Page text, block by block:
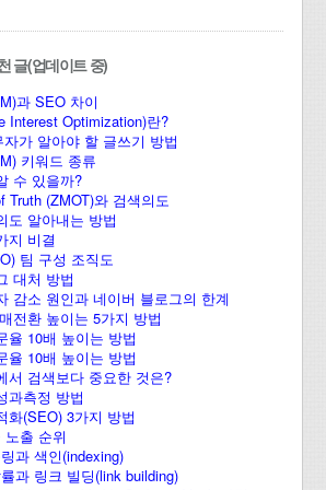
글(업데이트 중)
과 SEO 차이
Interest Optimization)란?
가 알아야 할 글쓰기 방법
키워드 종류
수 있을까?
Truth (ZMOT)와 검색의도
도 알아내는 방법
지 비결
팀 구성 조직도
대처 방법
감소 원인과 네이버 블로그의 한계
전환 높이는 5가지 방법
율 10배 높이는 방법
율 10배 높이는 방법
서 검색보다 중요한 것은?
과측정 방법
화(SEO) 3가지 방법
출 순위
과 색인(indexing)
과 링크 빌딩(link building)